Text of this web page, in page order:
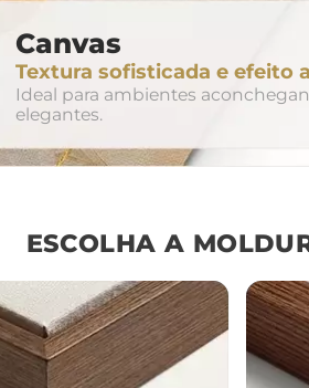
conjunto
avulso
Canvas
Textura sofisticada e efeito
Ideal para ambientes
elegantes.
ESCOLHA A